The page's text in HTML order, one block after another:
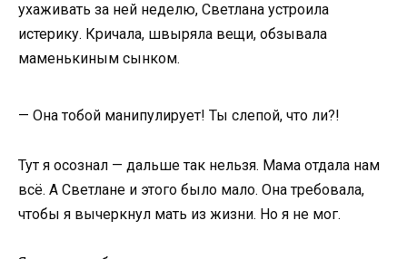
ухаживать за ней неделю, Светлана устроила
истерику. Кричала, швыряла вещи, обзывала
маменькиным сынком.
— Она тобой манипулирует! Ты слепой, что ли?!
Тут я осознал — дальше так нельзя. Мама отдала нам
всё. А Светлане и этого было мало. Она требовала,
чтобы я вычеркнул мать из жизни. Но я не мог.